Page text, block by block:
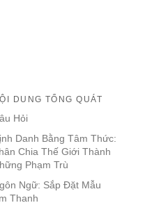
DUNG TỔNG QUÁT
Hỏi
Danh Bằng Tâm Thức:
Chia Thế Giới Thành
Phạm Trù
Ngữ: Sắp Đặt Mẫu
Thanh